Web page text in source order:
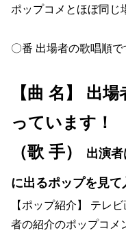
ポップコメとほぼ同じ
〇番 出場者の歌唱順で
【曲 名】 出
っています！
（歌 手）
出演
に出るポップを見て
【ポップ紹介】 テレ
者の紹介のポップコメ